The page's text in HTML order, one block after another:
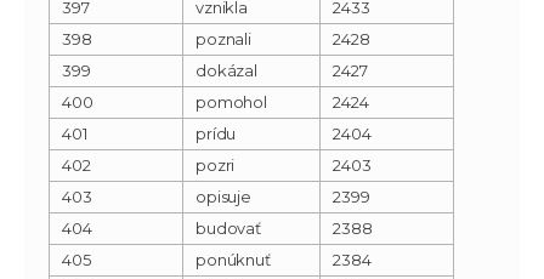
397
vznikla
2433
398
poznali
2428
399
dokázal
2427
400
pomohol
2424
401
prídu
2404
402
pozri
2403
403
opisuje
2399
404
budovať
2388
405
ponúknuť
2384